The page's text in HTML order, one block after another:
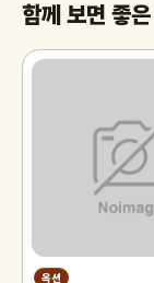
함께 보면 좋
옥션